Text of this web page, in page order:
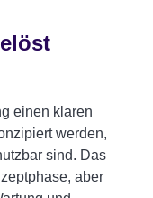
einen klaren
werden,
sind. Das
aber